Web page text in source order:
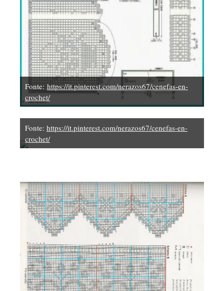
Fonte:https://it.pinterest.com/nerazos67/cenefas-en-
crochet/
Fonte: https://it.pinterest.com/nerazos67/cenefas-en-
crochet/